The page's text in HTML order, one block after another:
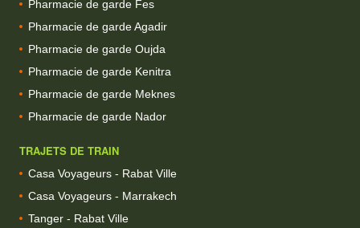
Pharmacie de garde Fes
Pharmacie de garde Agadir
Pharmacie de garde Oujda
Pharmacie de garde Kenitra
Pharmacie de garde Meknes
Pharmacie de garde Nador
TRAJETS DE TRAIN
Casa Voyageurs - Rabat Ville
Casa Voyageurs - Marrakech
Tanger - Rabat Ville